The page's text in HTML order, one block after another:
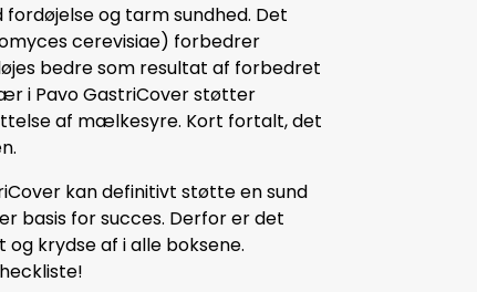
og tarm sundhed. Det
cerevisiae) forbedrer
bedre som resultat af forbedret
i Pavo GastriCover støtter
af mælkesyre. Kort fortalt, det
kan definitivt støtte en sund
basis for succes. Derfor er det
krydse af i alle boksene.